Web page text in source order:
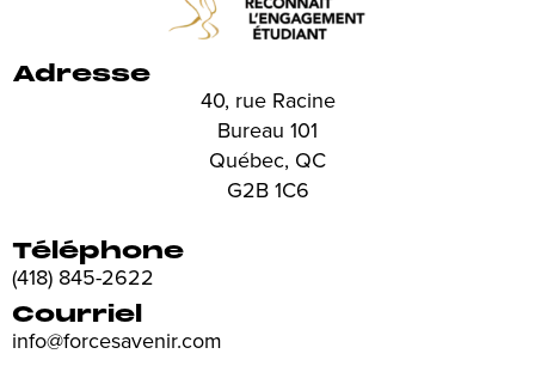
Adresse
40, rue Racine
Bureau 101
Québec, QC
G2B 1C6
Téléphone
(418) 845-2622
Courriel
info@forcesavenir.com